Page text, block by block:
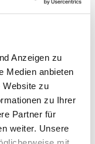
Anzeigen zu
Medien anbieten
Website zu
zu Ihrer
Partner für
weiter. Unsere
- probieren
& Sohn
hauseigener